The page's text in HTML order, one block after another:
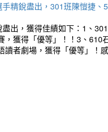
精銳盡出，301班陳愷捷
出，獲得佳績如下：1、
，獲得「優等」！！3、
讀者劇場，獲得「優等」！